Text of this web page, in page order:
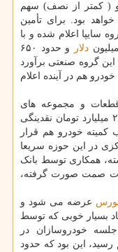
هزار خودرو ( کمتر از نصف) سهم
بود. برای تأمین
سایپا اعلام شده و با
دلار
و حدود ۶۵۰
این گروه صنعتی برآورد
هم در آینده اعلام
قطعات و مجموعه های
خودرو افزود: در کنار این، در خواست ۲۵۰۰ میلیارد تومان نقدینگی
کمیته خودرو هم قرار
در این حوزه سریعا
همکاری توسط بانک
صمت صورت گرفته،
عرضه می شود و
بسیار خوبی که توسط
خودروسازان در
این بود که حدود